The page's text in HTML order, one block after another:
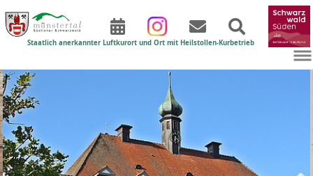
Staatlich anerkannter Luftkurort und Ort mit Heilstollen-Kurbetrieb